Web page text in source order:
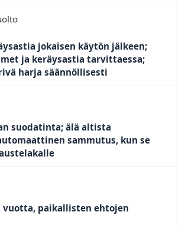
jokaisen käytön jälkeen;
ja keräysastia tarvittaessa;
harja säännöllisesti
suodatinta; älä altista
sammutus, kun se
vuotta, paikallisten ehtojen